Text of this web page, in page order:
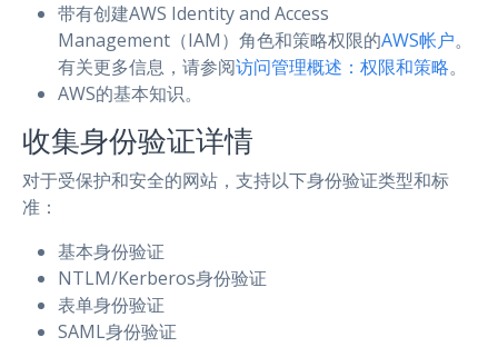
带有创建AWS Identity and Access
Management（IAM）角色和策略权限的AWS帐户。
有关更多信息，请参阅访问管理概述：权限和策略。
AWS的基本知识。
收集身份验证详情
对于受保护和安全的网站，支持以下身份验证类型和标
准：
基本身份验证
NTLM/Kerberos身份验证
表单身份验证
SAML身份验证